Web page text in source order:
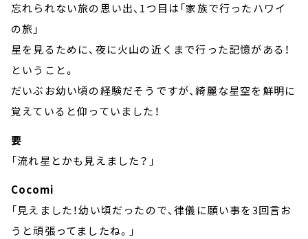
忘れられない旅の思い出、1つ目は「家族で行ったハワイ
の旅」
星を見るために、夜に火山の近くまで行った記憶がある！
ということ。
だいぶお幼い頃の経験だそうですが、綺麗な星空を鮮明に
覚えていると仰っていました！
要
「流れ星とかも見えました？」
Cocomi
「見えました！幼い頃だったので、律儀に願い事を3回言お
うと頑張ってましたね。」